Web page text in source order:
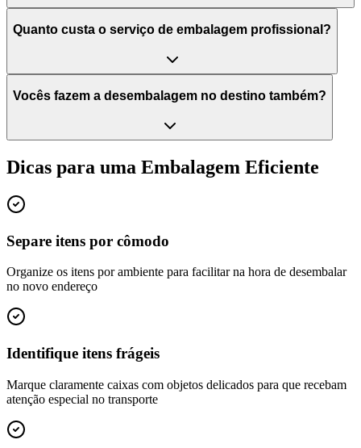
Quanto custa o serviço de embalagem profissional?
Vocês fazem a desembalagem no destino também?
Dicas para uma Embalagem Eficiente
Separe itens por cômodo
Organize os itens por ambiente para facilitar na hora de desembalar
no novo endereço
Identifique itens frágeis
Marque claramente caixas com objetos delicados para que recebam
atenção especial no transporte